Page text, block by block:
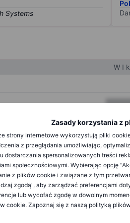
Zasady korzystania z
strony internetowe wykorzystują pliki
z przeglądania umożliwiając,
dostarczania spersonalizowanych treści
społecznościowymi. Wybierając opcję
z plików cookie i związane z tym
zgodą", aby zarządzać preferencjami
lub wycofać zgodę w dowolnym
cookie. Zapoznaj się z naszą polityką
W I